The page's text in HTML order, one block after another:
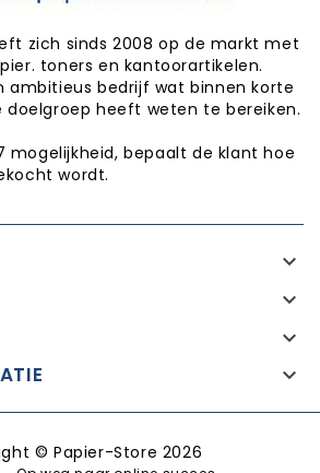
zich sinds 2008 op de markt met
toners en kantoorartikelen.
ambitieus bedrijf wat binnen korte
doelgroep heeft weten te bereiken.
mogelijkheid, bepaalt de klant hoe
wordt.




© Papier-Store 2026